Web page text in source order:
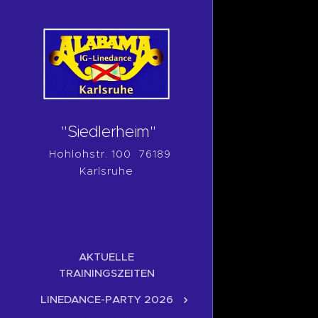
"Siedlerheim"
Hohlohstr. 100 76189
Karlsruhe
AKTUELLE
TRAININGSZEITEN
LINEDANCE-PARTY 2026